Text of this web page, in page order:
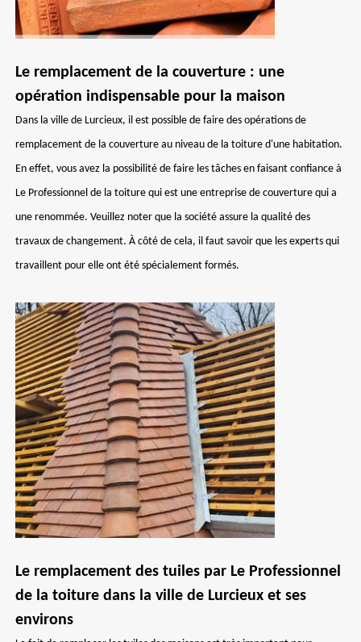
Le remplacement de la couverture : une
opération indispensable pour la maison
Dans la ville de Lurcieux, il est possible de faire des opérations de
remplacement de la couverture au niveau de la toiture d'une habitation.
En effet, vous avez la possibilité de faire les tâches en faisant confiance à
Le Professionnel de la toiture qui est une entreprise de couverture qui a
une renommée. Veuillez noter que la société assure la qualité des
travaux de changement. À côté de cela, il faut savoir que les experts qui
travaillent pour elle ont été spécialement formés.
Le remplacement des tuiles par Le Professionnel
de la toiture dans la ville de Lurcieux et ses
environs